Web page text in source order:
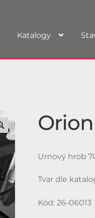
Katalogy
Urnový hrob
Tvar dle
Kód: 26-06013